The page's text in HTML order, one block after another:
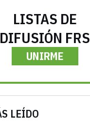
LISTAS DE
DIFUSIÓN FRS
UNIRME
LEÍDO